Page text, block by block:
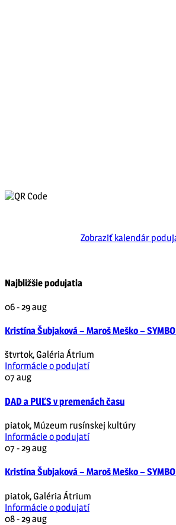
Zobraziť kalendár
Najbližšie podujatia
06 - 29aug
Kristína Šubjaková – Maroš Meško –
štvrtok,Galéria Átrium
Informácie o podujatí
07 aug
DAD a PUĽS v premenách času
piatok, Múzeum rusínskej kultúry
Informácie o podujatí
07 - 29aug
Kristína Šubjaková – Maroš Meško –
piatok,Galéria Átrium
Informácie o podujatí
08 - 29aug